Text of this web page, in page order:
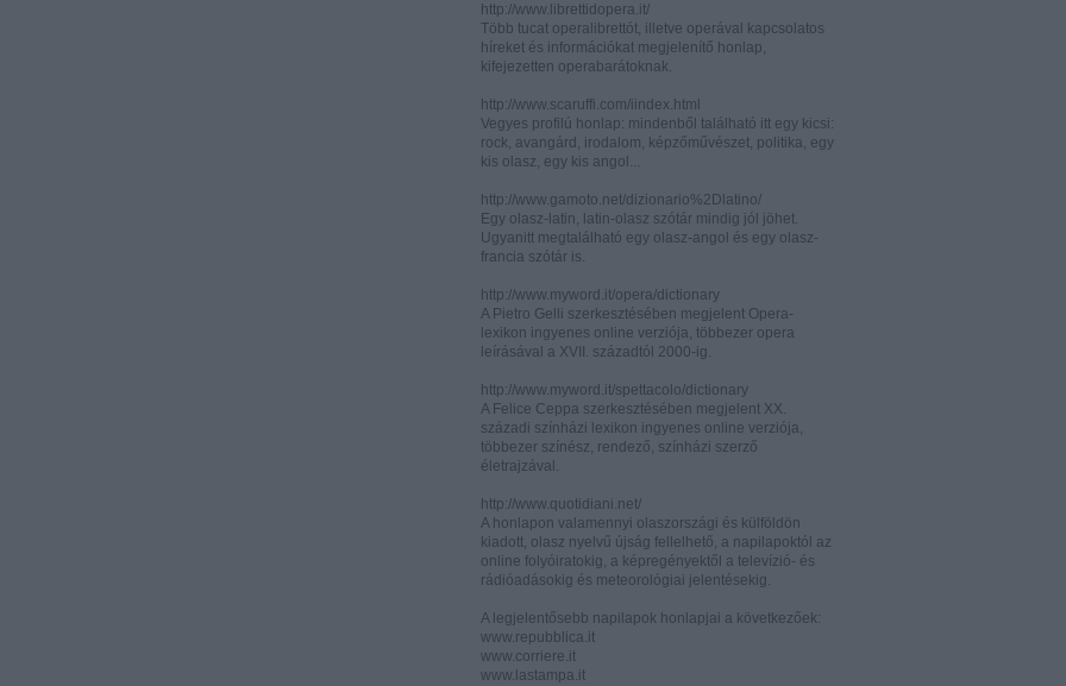
http://www.librettidopera.it/
Több tucat operalibrettót, illetve operával kapcsolatos
híreket és információkat megjelenítő honlap,
kifejezetten operabarátoknak.
http://www.scaruffi.com/iindex.html
Vegyes profilú honlap: mindenből található itt egy kicsi:
rock, avangárd, irodalom, képzőművészet, politika, egy
kis olasz, egy kis angol...
http://www.gamoto.net/dizionario%2Dlatino/
Egy olasz-latin, latin-olasz szótár mindig jól jöhet.
Ugyanitt megtalálható egy olasz-angol és egy olasz-
francia szótár is.
http://www.myword.it/opera/dictionary
A Pietro Gelli szerkesztésében megjelent Opera-
lexikon ingyenes online verziója, többezer opera
leírásával a XVII. századtól 2000-ig.
http://www.myword.it/spettacolo/dictionary
A Felice Ceppa szerkesztésében megjelent XX.
századi színházi lexikon ingyenes online verziója,
többezer színész, rendező, színházi szerző
életrajzával.
http://www.quotidiani.net/
A honlapon valamennyi olaszországi és külföldön
kiadott, olasz nyelvű újság fellelhető, a napilapoktól az
online folyóiratokig, a képregényektől a televízió- és
rádióadásokig és meteorológiai jelentésekig.
A legjelentősebb napilapok honlapjai a következőek:
www.repubblica.it
www.corriere.it
www.lastampa.it